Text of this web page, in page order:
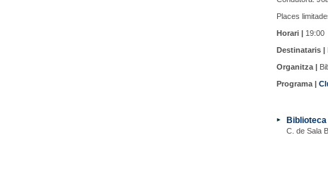
Places
Horari | 19:00
Destinataris |
Organitza |
Programa |
Biblioteca
C. de Sala